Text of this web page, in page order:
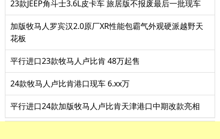
23款JEEP角斗士3.6L皮卡车 旅居版不报废最后一批现车
加版牧马人罗宾汉2.0原厂XR性能包霸气外观硬派越野天
花板
平行进口23款牧马人卢比肯 48万起售
24款牧马人卢比肯港口现车 6.xx万
平行进口24款加版牧马人卢比肯天津港口中期改款亮相